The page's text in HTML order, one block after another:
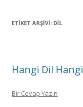
ETIKET ARŞIVI: DIL
Hangi Dil
Bir Cevap Yazın